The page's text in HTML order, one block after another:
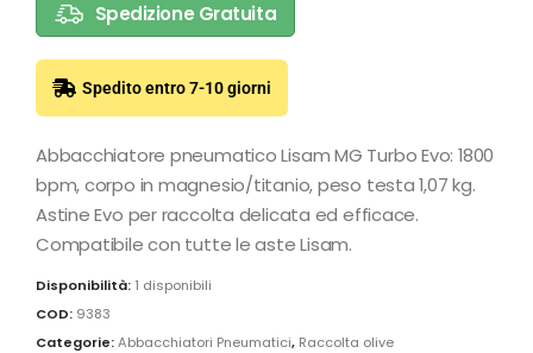
Spedizione Gratuita
Spedito entro 7-10 giorni
Abbacchiatore pneumatico Lisam MG Turbo Evo: 1800
bpm, corpo in magnesio/titanio, peso testa 1,07 kg.
Astine Evo per raccolta delicata ed efficace.
Compatibile con tutte le aste Lisam.
Disponibilità: 1 disponibili
COD: 9383
Categorie:Abbacchiatori Pneumatici, Raccolta olive